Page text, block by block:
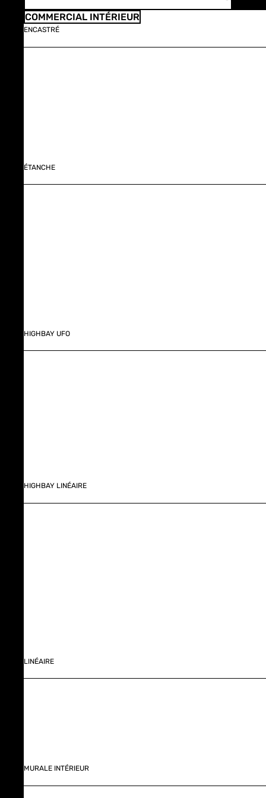
COMMERCIAL INTÉRIEUR
ENCASTRÉ
ÉTANCHE
HIGHBAY UFO
HIGHBAY LINÉAIRE
LINÉAIRE
MURALE INTÉRIEUR